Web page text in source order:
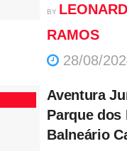
BY
RAMOS
28/08/
Aventura
Parque dos
Balneário